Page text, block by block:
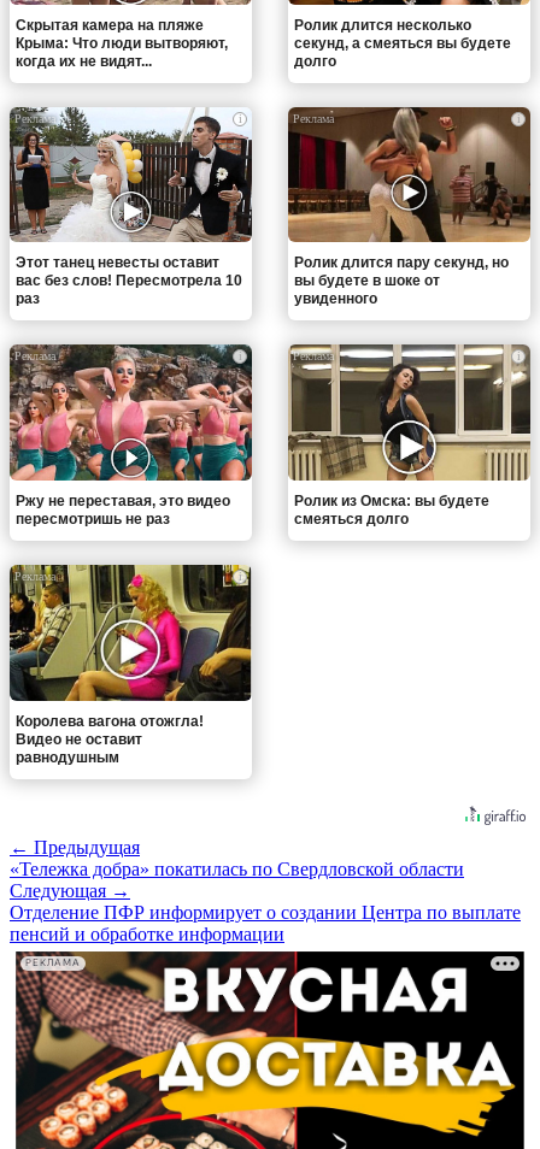
Скрытая камера на пляже
Крыма: Что люди вытворяют,
когда их не видят...
Ролик длится несколько
секунд, а смеяться вы будете
долго
i
Этот танец невесты оставит
вас без слов! Пересмотрела 10
раз
i
Ролик длится пару секунд, но
вы будете в шоке от
увиденного
i
Ржу не переставая, это видео
пересмотришь не раз
i
Ролик из Омска: вы будете
смеяться долго
i
Королева вагона отожгла!
Видео не оставит
равнодушным
← Предыдущая
«Тележка добра» покатилась по Свердловской области
Следующая →
Отделение ПФР информирует о создании Центра по выплате
пенсий и обработке информации
РЕКЛАМА